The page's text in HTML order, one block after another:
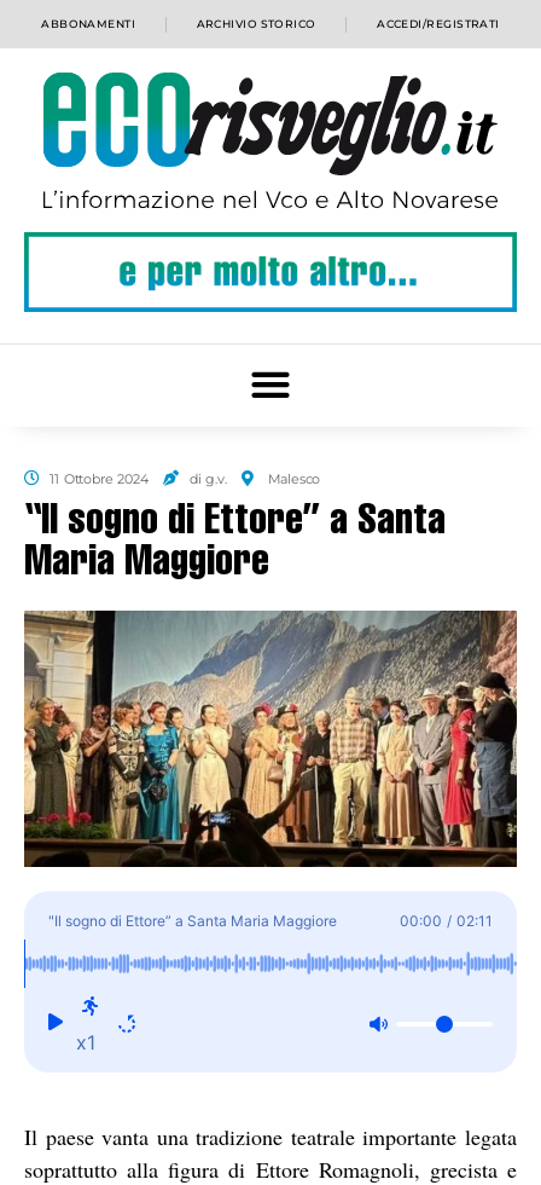
ABBONAMENTI ARCHIVIO STORICO ACCEDI/REGISTRATI
11 Ottobre 2024 di g.v. Malesco
“Il sogno di Ettore” a Santa
Maria Maggiore
"Il sogno di Ettore” a Santa Maria Maggiore 00:00 / 02:11
x1
Il paese vanta una tradizione teatrale importante legata
soprattutto alla figura di Ettore Romagnoli, grecista e